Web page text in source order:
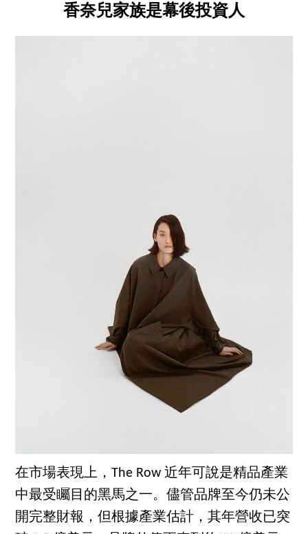
香奈兒家族是幕後投資人
在市場表現上，The Row 近年可說是精品產業
中最受矚目的黑馬之一。儘管品牌至今仍未公
開完整財報，但根據產業估計，其年營收已突